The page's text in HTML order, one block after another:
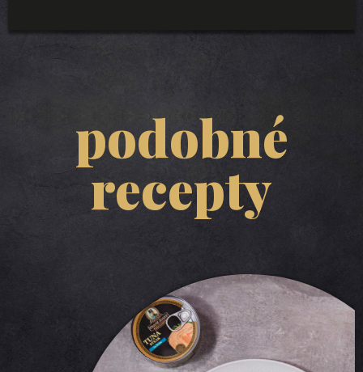
podobné
recepty